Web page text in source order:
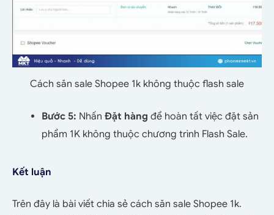
Cách săn sale Shopee 1k không thuộc flash sale
Bước 5: Nhấn Đặt hàng để hoàn tất việc đặt sản
phẩm 1K không thuộc chương trình Flash Sale.
Kết luận
Trên đây là bài viết chia sẻ cách săn sale Shopee 1k.